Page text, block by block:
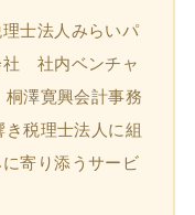
士法人みらいパ
社 社内ベンチャ
澤寛興会計事務
税理士法人に組
寄り添うサービ